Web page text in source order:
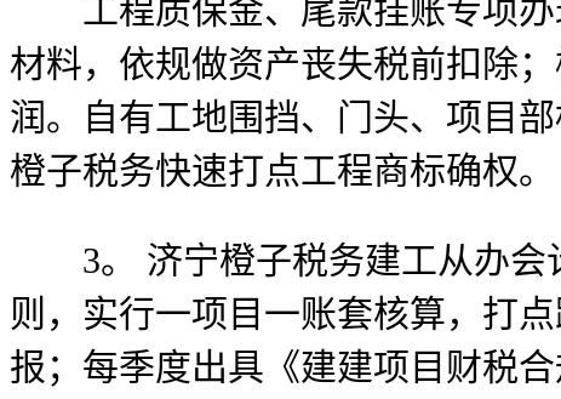
工程质保金、尾款挂账专项办
材料，依规做资产丧失税前扣除
润。自有工地围挡、门头、项目
橙子税务快速打点工程商标确权。
3。 济宁橙子税务建工从办会
则，实行一项目一账套核算，打
报；每季度出具《建建项目财税